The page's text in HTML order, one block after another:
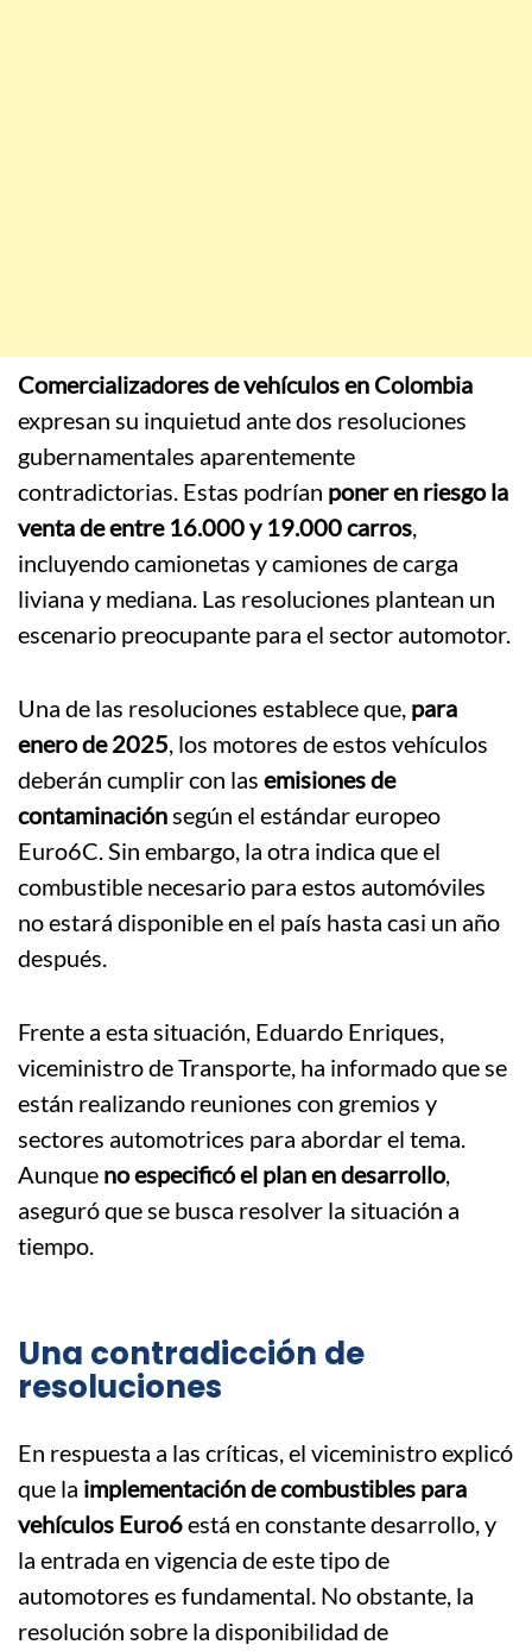
Comercializadores de vehículos en Colombia
expresan su inquietud ante dos resoluciones
gubernamentales aparentemente
contradictorias. Estas podrían poner en riesgo la
venta de entre 16.000 y 19.000 carros,
incluyendo camionetas y camiones de carga
liviana y mediana. Las resoluciones plantean un
escenario preocupante para el sector automotor.
Una de las resoluciones establece que, para
enero de 2025, los motores de estos vehículos
deberán cumplir con las emisiones de
contaminaciónsegún el estándar europeo
Euro6C. Sin embargo, la otra indica que el
combustible necesario para estos automóviles
no estará disponible en el país hasta casi un año
después.
Frente a esta situación, Eduardo Enriques,
viceministro de Transporte, ha informado que se
están realizando reuniones con gremios y
sectores automotrices para abordar el tema.
Aunque no especificó el plan en desarrollo,
aseguró que se busca resolver la situación a
tiempo.
Una contradicción de
resoluciones
En respuesta a las críticas, el viceministro explicó
que la implementación de combustibles para
vehículos Euro6está en constante desarrollo, y
la entrada en vigencia de este tipo de
automotores es fundamental. No obstante, la
resolución sobre la disponibilidad de